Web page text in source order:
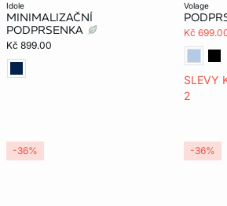
idole
MINIMALIZAČNÍ
PODPRSENKA
Kč 899.00
volage
Kč
SLEVY
2
-36% -36%